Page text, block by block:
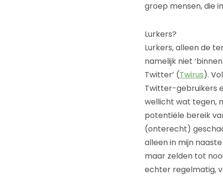
groep mensen, die
Lurkers?
Lurkers, alleen de
namelijk niet
Twitter’ (Twirus).
Twitter-gebruikers
wellicht wat tegen,
potentiële bereik
(onterecht)
alleen in mijn
maar zelden tot
echter regelmatig,